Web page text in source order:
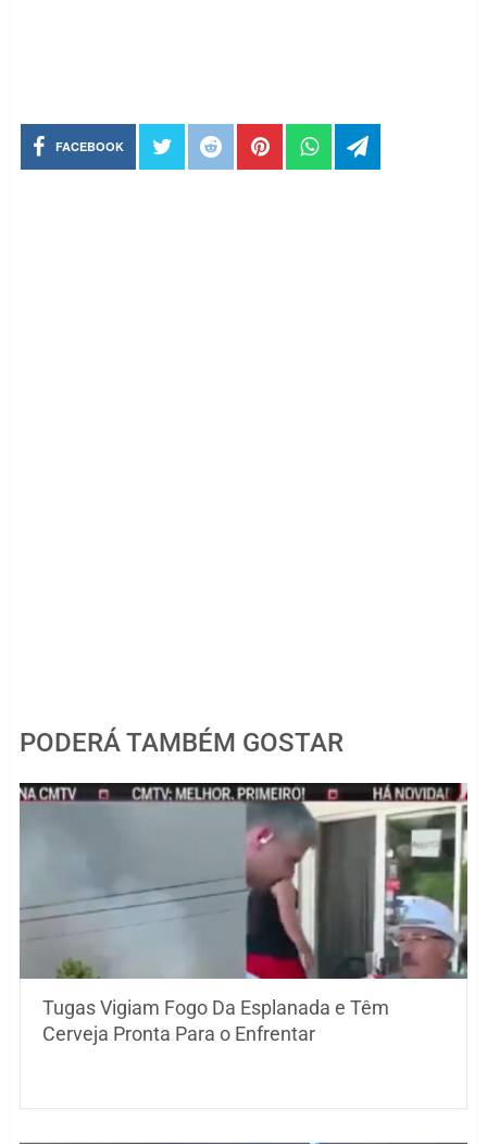
FACEBOOK
PODERÁ TAMBÉM GOSTAR
Tugas Vigiam Fogo Da Esplanada e Têm
Cerveja Pronta Para o Enfrentar